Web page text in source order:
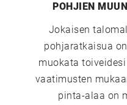
POHJIEN
Jokaisen
pohjaratkaisua
muokata
vaatimusten
pinta-alaa on